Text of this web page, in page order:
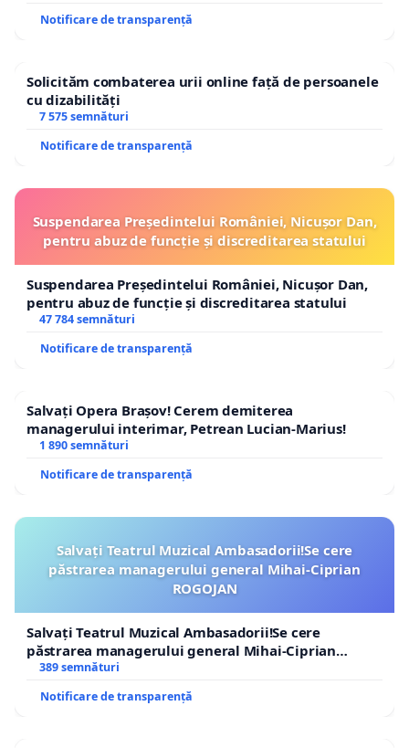
Notificare de transparență
Solicităm combaterea urii online față de persoanele
cu dizabilități
7 575 semnături
Notificare de transparență
Suspendarea Președintelui României, Nicușor Dan,
pentru abuz de funcție și discreditarea statului
Suspendarea Președintelui României, Nicușor Dan,
pentru abuz de funcție și discreditarea statului
47 784 semnături
Notificare de transparență
Salvați Opera Brașov! Cerem demiterea
managerului interimar, Petrean Lucian-Marius!
1 890 semnături
Notificare de transparență
Salvați Teatrul Muzical Ambasadorii!Se cere
păstrarea managerului general Mihai-Ciprian
ROGOJAN
Salvați Teatrul Muzical Ambasadorii!Se cere
păstrarea managerului general Mihai-Ciprian
ROGOJAN
389 semnături
Notificare de transparență